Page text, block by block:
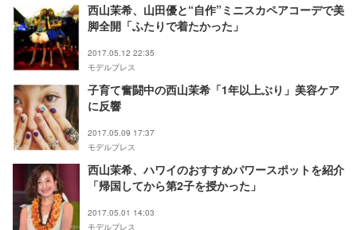
西山茉希、山田優と“自作”ミニスカペアコーデで美
脚全開「ふたりで着たかった」
2017.05.12 22:35
モデルプレス
子育て奮闘中の西山茉希「1年以上ぶり」美容ケア
に反響
2017.05.09 17:37
モデルプレス
西山茉希、ハワイのおすすめパワースポットを紹介
「帰国してから第2子を授かった」
2017.05.01 14:03
モデルプレス